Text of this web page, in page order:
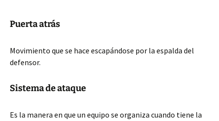
Puerta atrás
Movimiento que se hace escapándose por la espalda del
defensor.
Sistema de ataque
Es la manera en que un equipo se organiza cuando tiene la